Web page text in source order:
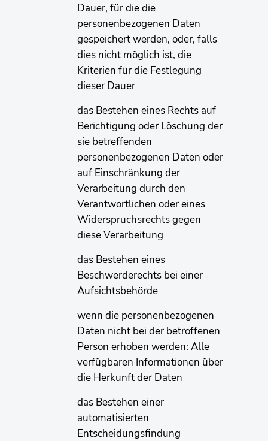
Dauer, für die die
personenbezogenen Daten
gespeichert werden, oder, falls
dies nicht möglich ist, die
Kriterien für die Festlegung
dieser Dauer
das Bestehen eines Rechts auf
Berichtigung oder Löschung der
sie betreffenden
personenbezogenen Daten oder
auf Einschränkung der
Verarbeitung durch den
Verantwortlichen oder eines
Widerspruchsrechts gegen
diese Verarbeitung
das Bestehen eines
Beschwerderechts bei einer
Aufsichtsbehörde
wenn die personenbezogenen
Daten nicht bei der betroffenen
Person erhoben werden: Alle
verfügbaren Informationen über
die Herkunft der Daten
das Bestehen einer
automatisierten
Entscheidungsfindung